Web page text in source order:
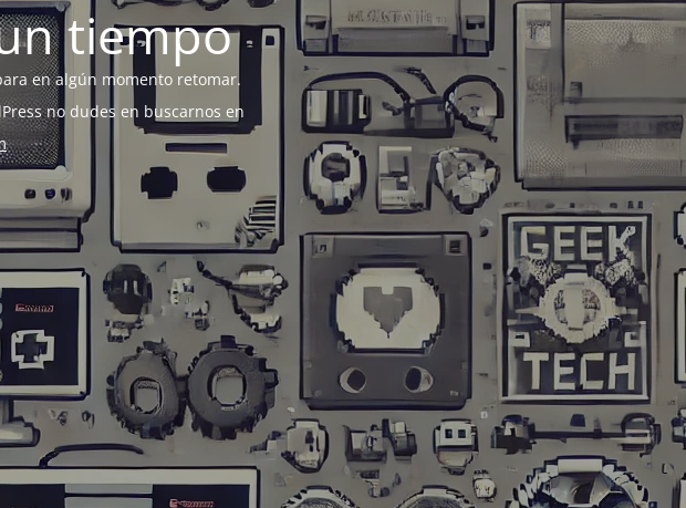
tiempo
en algún momento retomar.
no dudes en buscarnos en